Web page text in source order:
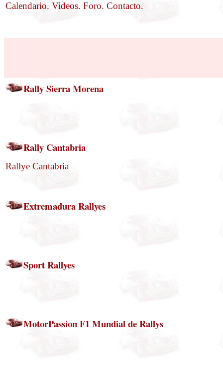
Calendario. Videos. Foro. Contacto.
Rally Sierra Morena
Rally Cantabria
Rallye Cantabria
Extremadura Rallyes
Sport Rallyes
MotorPassion F1 Mundial de Rallys